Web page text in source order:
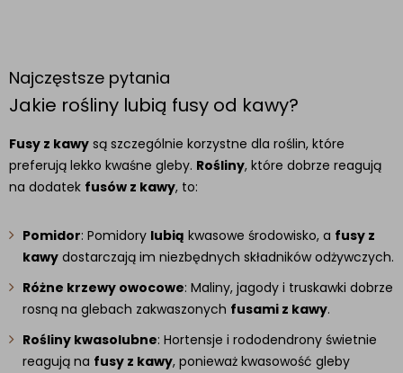
Najczęstsze pytania
Jakie rośliny lubią fusy od kawy?
Fusy z kawy są szczególnie korzystne dla roślin, które
preferują lekko kwaśne gleby. Rośliny, które dobrze reagują
na dodatek fusów z kawy, to:
Pomidor: Pomidory lubią kwasowe środowisko, a fusy z
kawy dostarczają im niezbędnych składników odżywczych.
Różne krzewy owocowe: Maliny, jagody i truskawki dobrze
rosną na glebach zakwaszonych fusami z kawy.
Rośliny kwasolubne: Hortensje i rododendrony świetnie
reagują na fusy z kawy, ponieważ kwasowość gleby